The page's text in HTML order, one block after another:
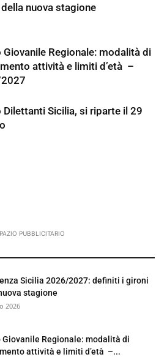
nuova stagione
Giovanile Regionale: modalità di
attività e limiti d’età –
Dilettanti Sicilia, si riparte il 29
PUBBLICITARIO
Sicilia 2026/2027: definiti i gironi
stagione
2026
Giovanile Regionale: modalità di
attività e limiti d’età –...